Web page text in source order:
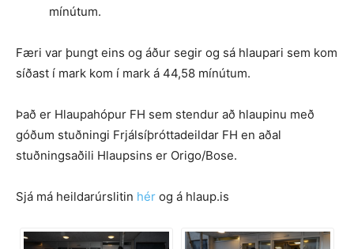
mínútum.
Færi var þungt eins og áður segir og sá hlaupari sem kom
síðast í mark kom í mark á 44,58 mínútum.
Það er Hlaupahópur FH sem stendur að hlaupinu með
góðum stuðningi Frjálsíþróttadeildar FH en aðal
stuðningsaðili Hlaupsins er Origo/Bose.
Sjá má heildarúrslitin hér og á hlaup.is